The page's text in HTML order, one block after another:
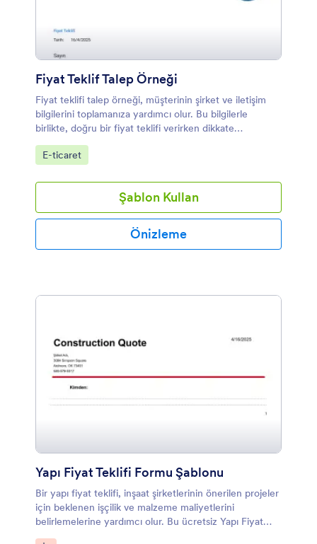
Fiyat Teklif Talep Örneği
Fiyat teklifi talep örneği, müşterinin şirket ve iletişim
bilgilerini toplamanıza yardımcı olur. Bu bilgilerle
birlikte, doğru bir fiyat teklifi verirken dikkate
alınabilecek her ayrıntı bu formda sorulmaktadır.
Kategoriye git:
E-ticaret
Şablon Kullan
Önizleme
Yapı Fiyat Teklifi Formu Şablonu
Bir yapı fiyat teklifi, inşaat şirketlerinin önerilen projeler
için beklenen işçilik ve malzeme maliyetlerini
belirlemelerine yardımcı olur. Bu ücretsiz Yapı Fiyat
Teklifi PDF Şablonu ile müteahhitler ve inşaat